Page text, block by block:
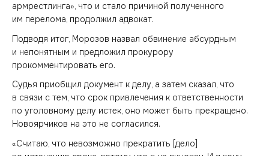
армрестлинга», что и стало причиной полученного
им перелома, продолжил адвокат.
Подводя итог, Морозов назвал обвинение абсурдным
и непонятным и предложил прокурору
прокомментировать его.
Судья приобщил документ к делу, а затем сказал, что
в связи с тем, что срок привлечения к ответственности
по уголовному делу истек, оно может быть прекращено.
Новоярчиков на это не согласился.
«Считаю, что невозможно прекратить [дело]